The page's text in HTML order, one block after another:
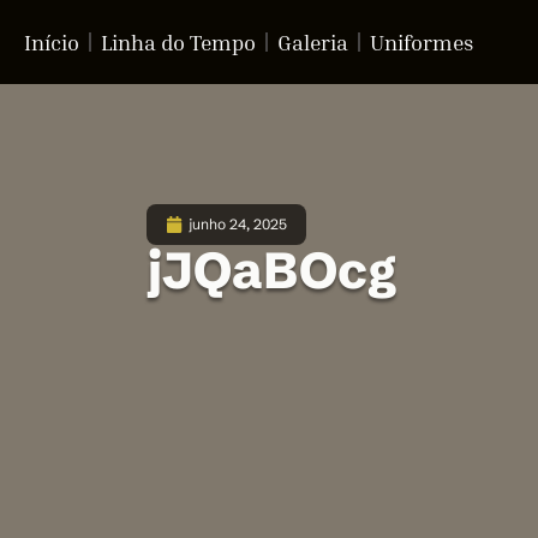
Início Linha do Tempo Galeria Uniformes
junho 24, 2025
jJQaBOcg